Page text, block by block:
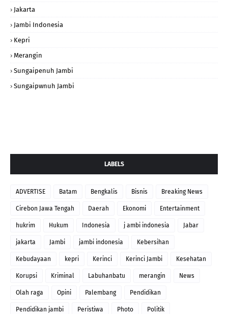
Jakarta
Jambi Indonesia
Kepri
Merangin
Sungaipenuh Jambi
Sungaipwnuh Jambi
LABELS
ADVERTISE Batam Bengkalis Bisnis Breaking News
Cirebon Jawa Tengah Daerah Ekonomi Entertainment
hukrim Hukum Indonesia j ambi indonesia Jabar
jakarta Jambi jambi indonesia Kebersihan
Kebudayaan kepri Kerinci Kerinci Jambi Kesehatan
Korupsi Kriminal Labuhanbatu merangin News
Olah raga Opini Palembang Pendidikan
Pendidikan jambi Peristiwa Photo Politik